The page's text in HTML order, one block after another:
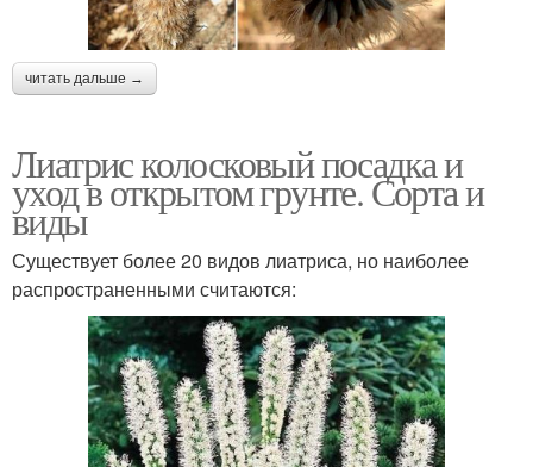
читать дальше →
Лиатрис колосковый посадка и
уход в открытом грунте. Сорта и
виды
Существует более 20 видов лиатриса, но наиболее
распространенными считаются: